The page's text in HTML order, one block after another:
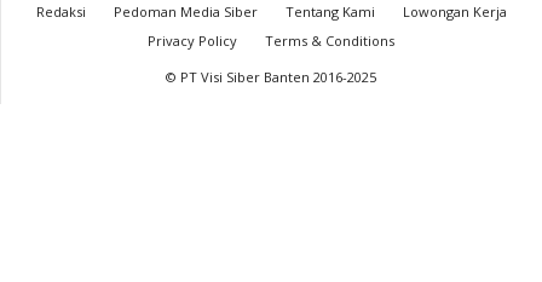
Redaksi Pedoman Media Siber Tentang Kami
Lowongan Kerja
Privacy Policy
Terms & Conditions
© PT Visi Siber Banten 2016-2025